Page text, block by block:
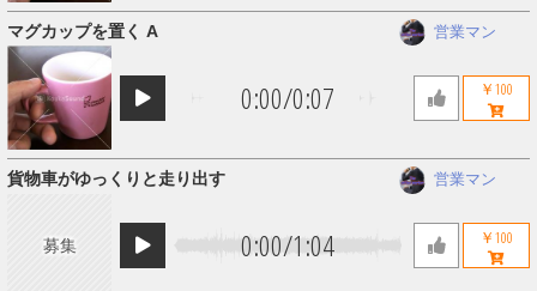
0:00/0:07
マグカップを置く A 営業マン
￥100
募集 0:00/1:04
貨物車がゆっくりと走り出す 営業マン
￥100